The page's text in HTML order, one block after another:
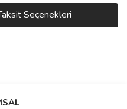
Seçenekleri
siz yapın!